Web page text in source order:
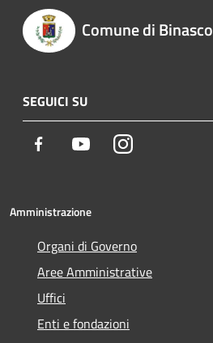
Comune di Binasco
SEGUICI SU
Facebook YoutubeInstagram
Amministrazione
Organi di Governo
Aree Amministrative
Uffici
Enti e fondazioni